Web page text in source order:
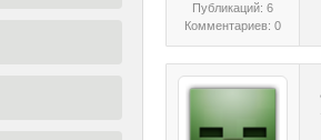
Публикаций: 6
Комментариев: 0